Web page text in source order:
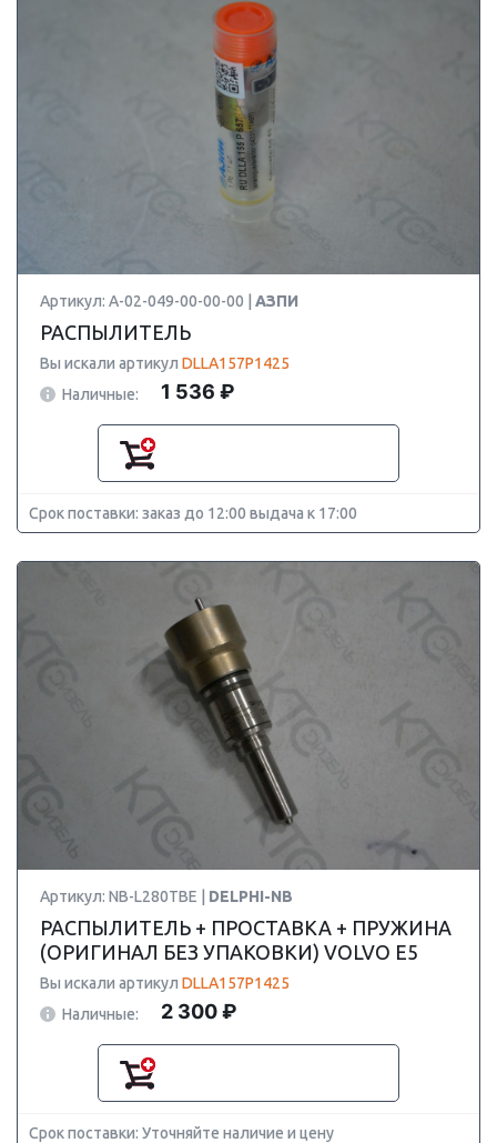
Артикул: А-02-049-00-00-00 | АЗПИ
РАСПЫЛИТЕЛЬ
Вы искали артикул DLLA157P1425
Наличные:
1 536 ₽
Срок поставки: заказ до 12:00 выдача к 17:00
Артикул: NB-L280TBE | DELPHI-NB
РАСПЫЛИТЕЛЬ + ПРОСТАВКА + ПРУЖИНА
(ОРИГИНАЛ БЕЗ УПАКОВКИ) VOLVO E5
Вы искали артикул DLLA157P1425
Наличные:
2 300 ₽
Срок поставки: Уточняйте наличие и цену